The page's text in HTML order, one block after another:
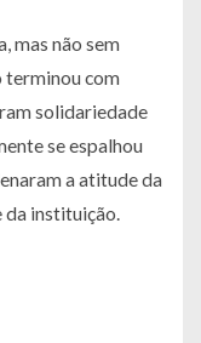
mas não sem
terminou com
solidariedade
se espalhou
a atitude da
da instituição.